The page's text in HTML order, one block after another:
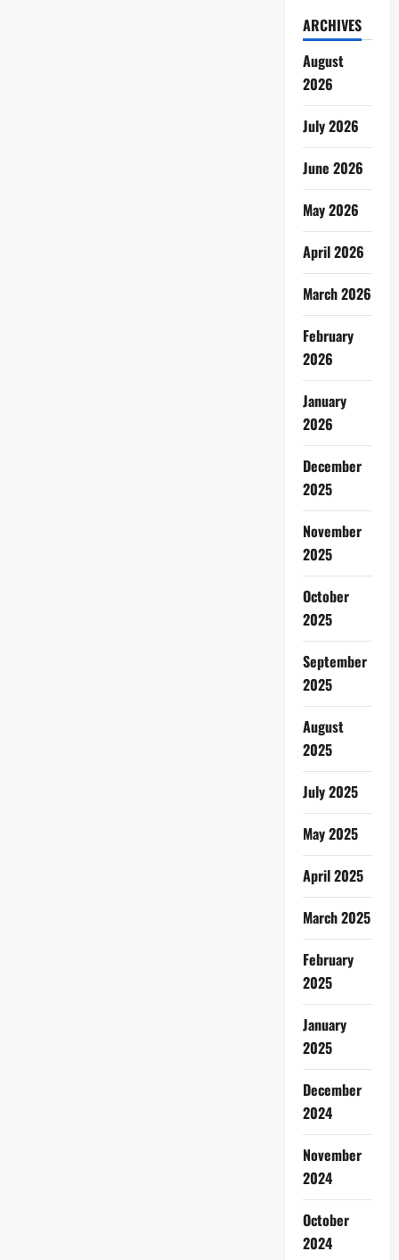
ARCHIVES
August
2026
July 2026
June 2026
May 2026
April 2026
March 2026
February
2026
January
2026
December
2025
November
2025
October
2025
September
2025
August
2025
July 2025
May 2025
April 2025
March 2025
February
2025
January
2025
December
2024
November
2024
October
2024